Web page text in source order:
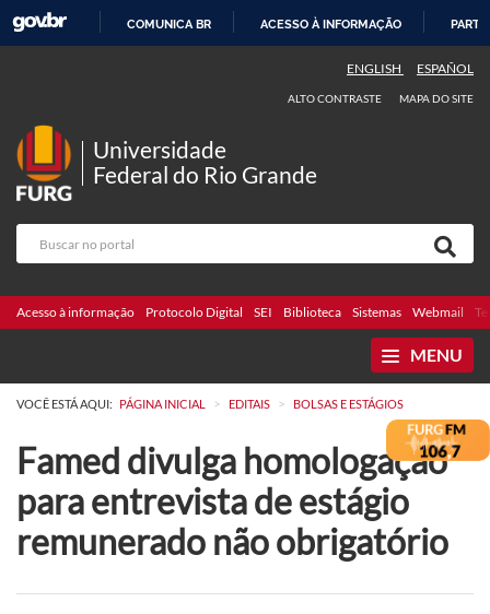
COMUNICA BR ACESSO À INFORMAÇÃO
ENGLISH ESPAÑOL
ALTO CONTRASTE MAPA DO SITE
Universidade
Federal do Rio Grande
Acesso à informação Protocolo Digital SEI Biblioteca Sistemas Webmail
MENU
VOCÊ ESTÁ AQUI: PÁGINA INICIAL > EDITAIS > BOLSAS E ESTÁGIOS
Famed divulga homologação
para entrevista de estágio
remunerado não obrigatório